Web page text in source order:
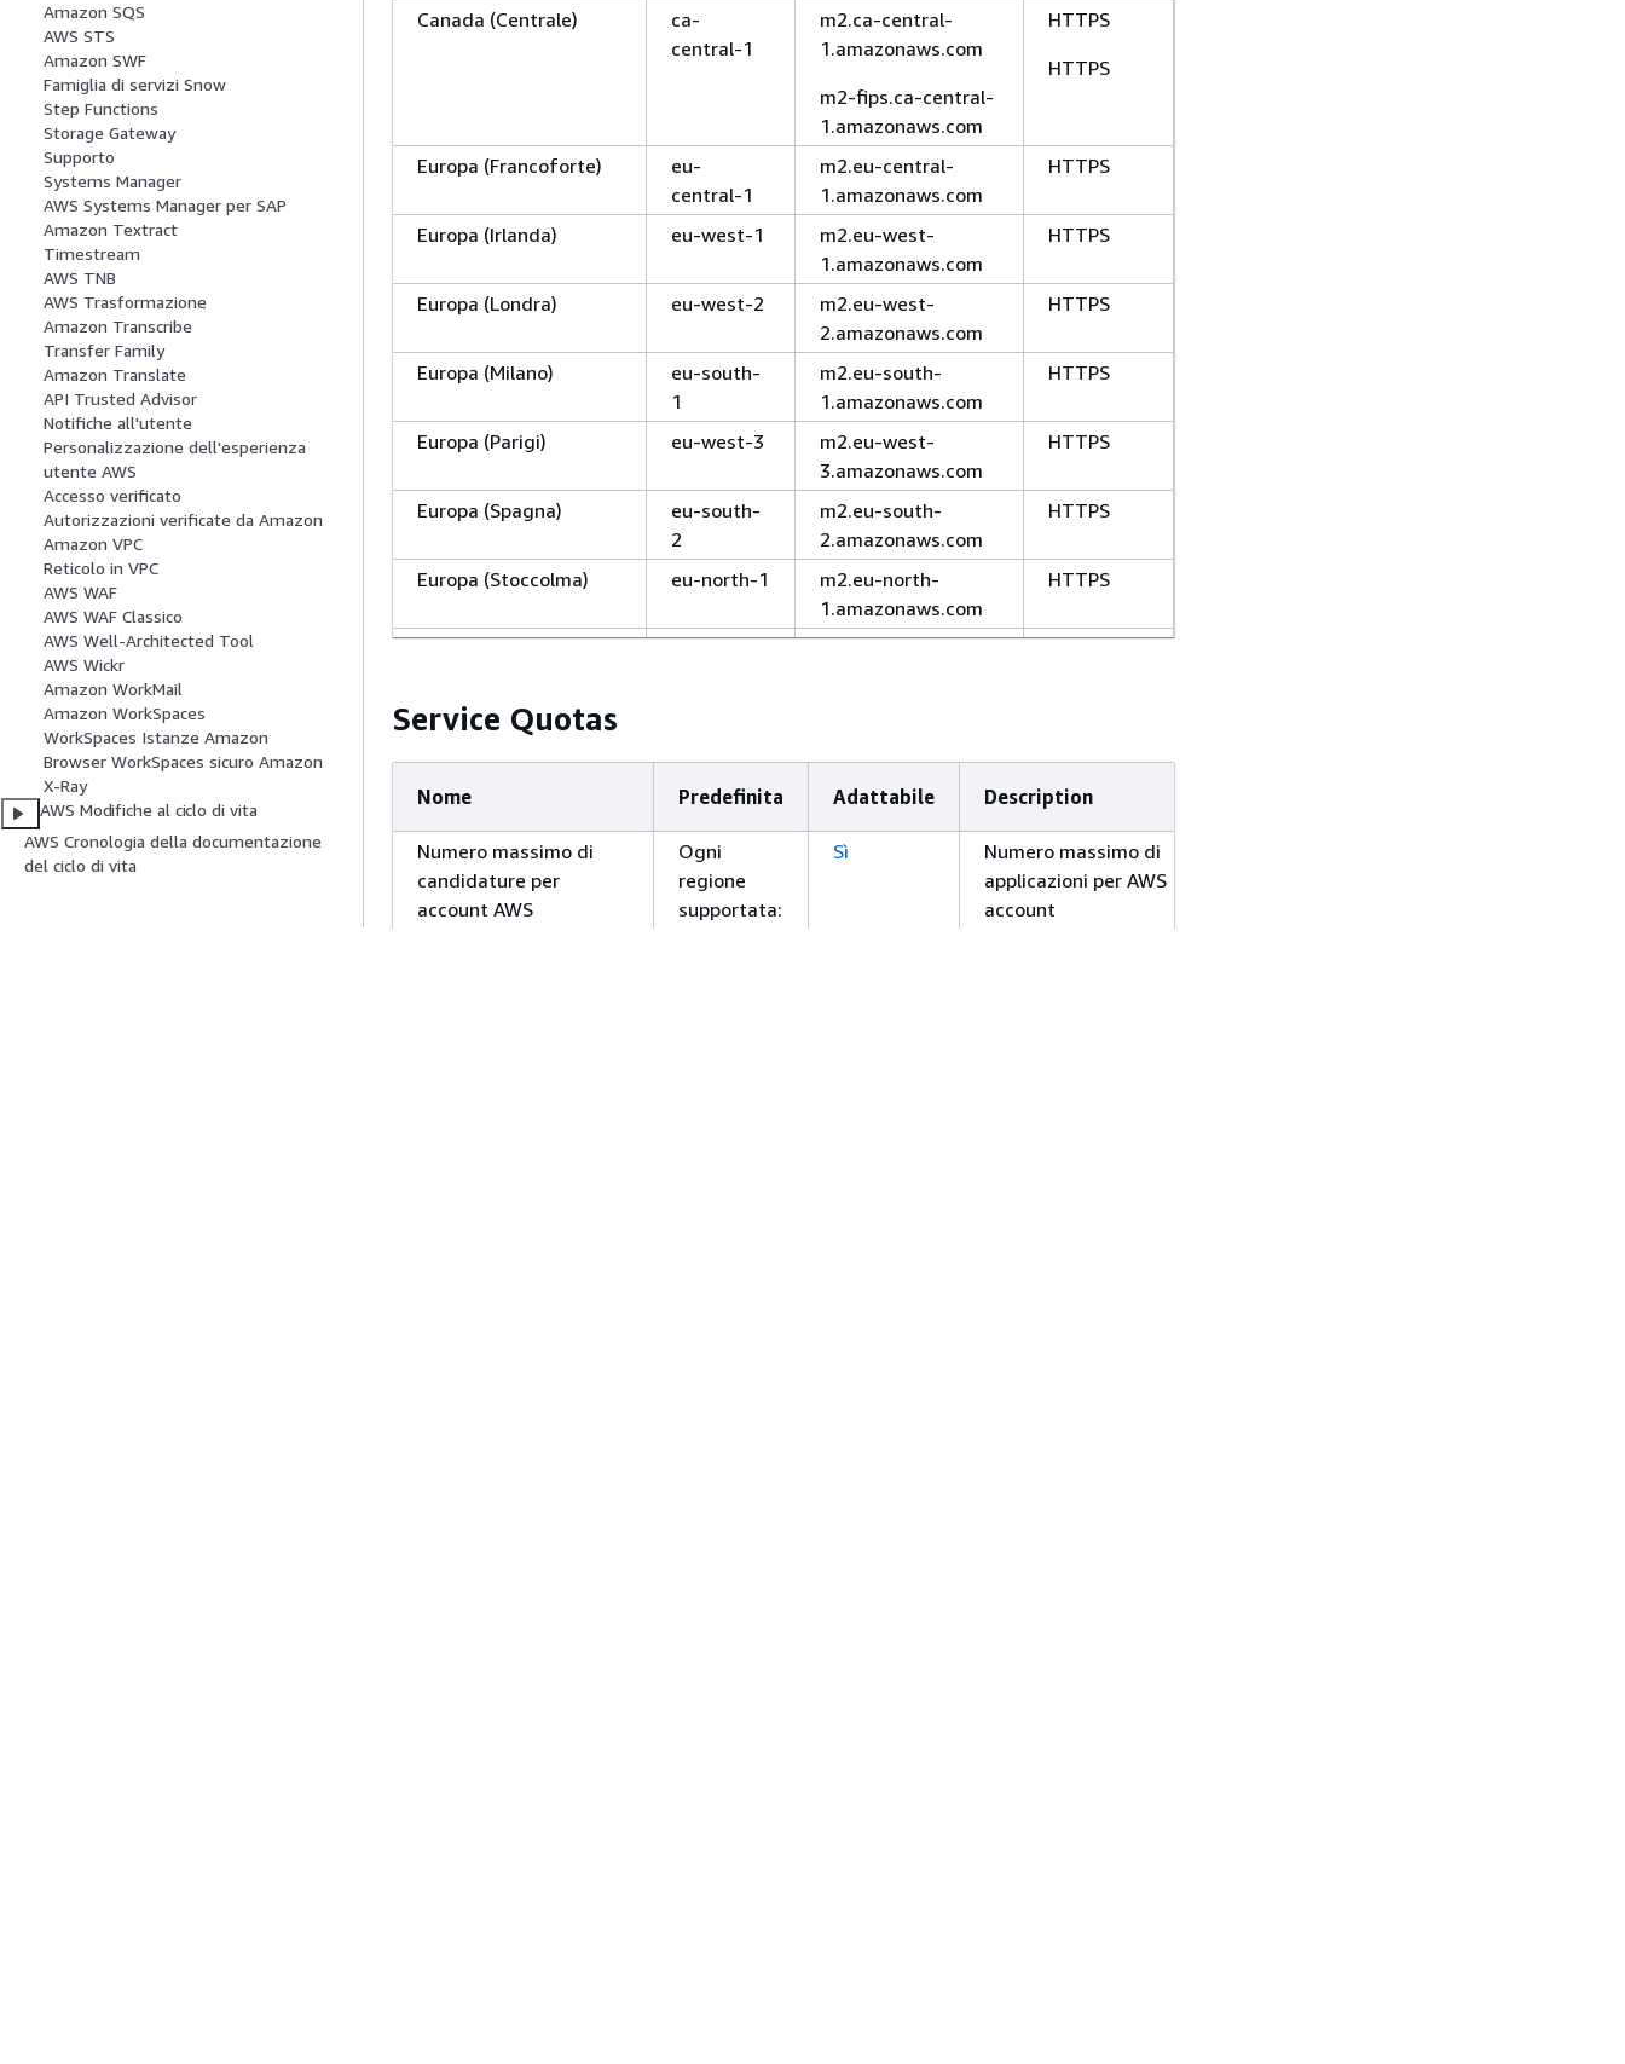
Amazon SQS
AWS STS
Amazon SWF
Famiglia di servizi Snow
Step Functions
Storage Gateway
Supporto
Systems Manager
AWS Systems Manager per SAP
Amazon Textract
Timestream
AWS TNB
AWS Trasformazione
Amazon Transcribe
Transfer Family
Amazon Translate
API Trusted Advisor
Notifiche all'utente
Personalizzazione dell'esperienza
utente AWS
Accesso verificato
Autorizzazioni verificate da Amazon
Amazon VPC
Reticolo in VPC
AWS WAF
AWS WAF Classico
AWS Well-Architected Tool
AWS Wickr
Amazon WorkMail
Amazon WorkSpaces
WorkSpaces Istanze Amazon
Browser WorkSpaces sicuro Amazon
X-Ray
AWS Modifiche al ciclo di vita
AWS Cronologia della documentazione
del ciclo di vita
Canada (Centrale)
ca-
central-1
m2.ca-central-
1.amazonaws.com
m2-fips.ca-central-
1.amazonaws.com
HTTPS
HTTPS
Europa (Francoforte)
eu-
central-1
m2.eu-central-
1.amazonaws.com
HTTPS
Europa (Irlanda) eu-west-1
m2.eu-west-
1.amazonaws.com
HTTPS
Europa (Londra) eu-west-2
m2.eu-west-
2.amazonaws.com
HTTPS
Europa (Milano)
eu-south-
1
m2.eu-south-
1.amazonaws.com
HTTPS
Europa (Parigi) eu-west-3
m2.eu-west-
3.amazonaws.com
HTTPS
Europa (Spagna)
eu-south-
2
m2.eu-south-
2.amazonaws.com
HTTPS
Europa (Stoccolma) eu-north-1
m2.eu-north-
1.amazonaws.com
HTTPS
Sud America (São
AWS GovCloud (US-
us-gov-
m2.us-gov-east-
m2-fips.us-gov-
HTTPS
HTTPS
Service Quotas
Nome Predefinita Adattabile Description
Numero massimo di
candidature per
account AWS
Ogni
regione
supportata:
Sì
Numero massimo di
applicazioni per AWS
account